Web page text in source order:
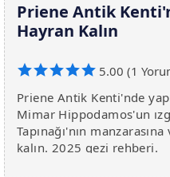
Priene Antik
Hayran Kalın
5.00 (1
Priene Antik Kenti'nde
Mimar Hippodamos'un
Tapınağı'nın
kalın. 2025 gezi rehberi.